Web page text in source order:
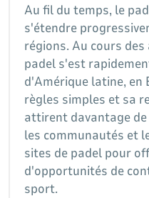
Au fil du temps, le
s'étendre
régions. Au cours des
padel s'est
d'Amérique latine, en
règles simples et sa
attirent davantage
les communautés et
sites de padel pour
d'opportunités de
sport.